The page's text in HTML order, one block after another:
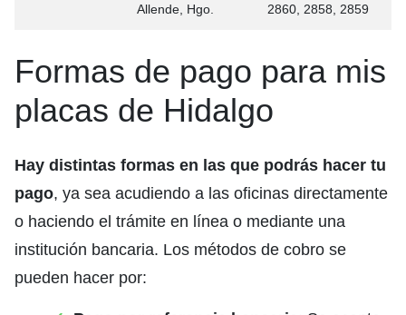
Allende, Hgo.
2860, 2858, 2859
Formas de pago para mis
placas de Hidalgo
Hay distintas formas en las que podrás hacer tu
pago, ya sea acudiendo a las oficinas directamente
o haciendo el trámite en línea o mediante una
institución bancaria. Los métodos de cobro se
pueden hacer por: